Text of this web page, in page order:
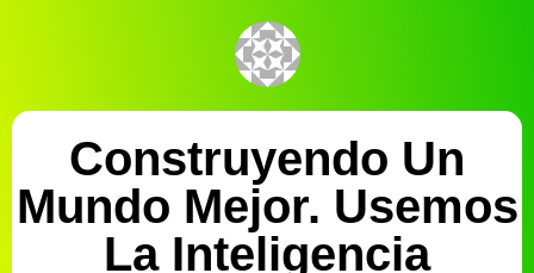
Construyendo Un
Mundo Mejor. Usemos
La Inteligencia